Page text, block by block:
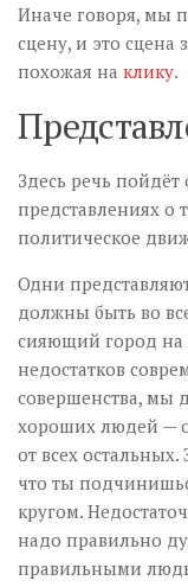
Иначе говоря, мы
сцену, и это сцена
похожая на клику.
Здесь речь
представлениях о
политическое
Одни
должны быть во
сияющий город на
недостатков
совершенства, мы
хороших людей —
от всех
что ты
кругом.
надо правильно
правильными